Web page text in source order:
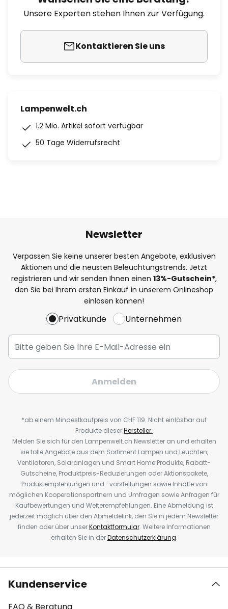
Unsere Experten stehen Ihnen zur Verfügung.
Kontaktieren Sie uns
Lampenwelt.ch
1.2 Mio. Artikel sofort verfügbar
50 Tage Widerrufsrecht
Newsletter
Verpassen Sie keine unserer besten Angebote, exklusiven
Aktionen und die neusten Beleuchtungstrends. Jetzt
registrieren und wir senden Ihnen einen 13%-Gutschein*,
den Sie bei Ihrem ersten Einkauf in unserem Onlineshop
einlösen können!
Privatkunde Unternehmen
Anmelden
*ab einem Mindestkaufpreis von CHF 119. Nicht einlösbar auf
Produkte dieserHersteller.
Melden Sie sich für den Lampenwelt.ch Newsletter an und erhalten
sie tolle Angebote aus dem Sortiment Lampen und Leuchten,
Ventilatoren, Solaranlagen und Smart Home Produkte, Rabatt-
Gutscheine, Produktpreis-Reduzierungen oder Aktionspakete,
Produktempfehlungen und -vorstellungen sowie Inhalte von
möglichen Kooperationspartnern und Umfragen sowie Anfragen für
Kaufbewertungen und Weiterempfehlungen. Eine Abmeldung ist
jederzeit möglich über den Abmeldelink, den Sie in jedem Newsletter
finden oder über unserKontaktformular. Weitere Informationen
erhalten Sie in derDatenschutzerklärung.
Kundenservice